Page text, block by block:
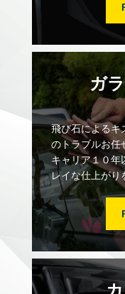
ガ
飛び石によるキ
のトラブルお任
キャリア１０年
レイな仕上がり